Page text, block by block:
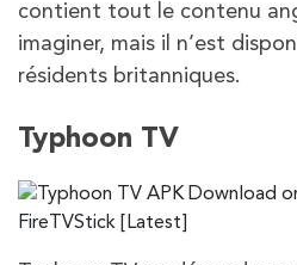
contient tout le contenu
imaginer, mais il n’est
résidents britanniques.
Typhoon TV